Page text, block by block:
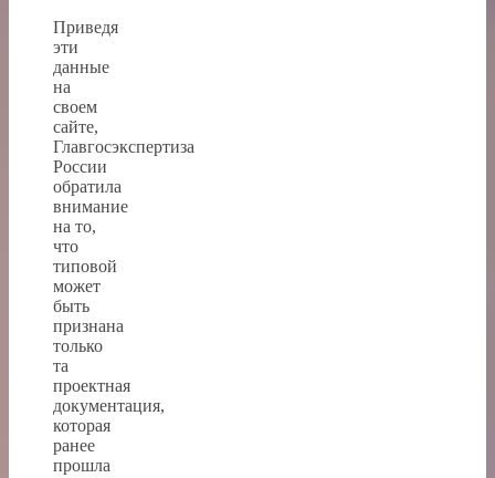
Приведя
эти
данные
на
своем
сайте,
Главгосэкспертиза
России
обратила
внимание
на то,
что
типовой
может
быть
признана
только
та
проектная
документация,
которая
ранее
прошла